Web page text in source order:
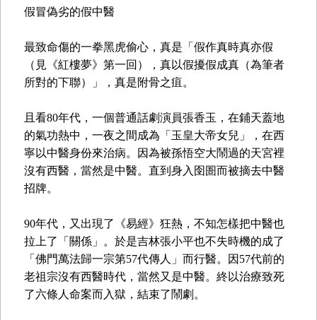
假冒偽劣的假中醫
最致命傷的一拳黑虎偷心，真是「假作真時真亦假
（見《紅樓夢》第一回），真以假擾假成真（為筆者
所對的下聯）」，真是附骨之疽。
且看80年代，一個普通話劇演員張香玉，在鋪天蓋地
的氣功熱中，一夜之間成為「玉皇大帝女兒」，在西
寧以中醫身份來治病。因為被孫悟空大鬧過的天宮裡
沒有西醫，當然是中醫。直到身入囹圄而被摘去中醫
招牌。
90年代，又出現了《易經》狂熱，不知怎樣把中醫也
拉上了「關係」。於是吉林張小平也不失時機的成了
「佛門萬法歸一宗第57代傳人」而行醫。因57代前的
老祖宗沒有西醫時代，當然又是中醫。終以治療致死
了六條人命案而入獄，結束了鬧劇。